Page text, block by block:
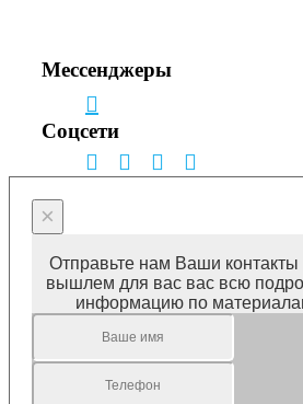
Мессенджеры
Соцсети
×
Отправьте нам Ваши
вышлем для вас вас всю
информацию по